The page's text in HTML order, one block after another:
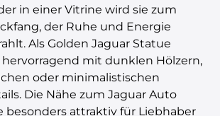
in einer Vitrine wird sie zum
der Ruhe und Energie
Als Golden Jaguar Statue
mit dunklen Hölzern,
oder minimalistischen
Die Nähe zum Jaguar Auto
besonders attraktiv für Liebhaber